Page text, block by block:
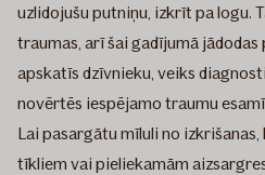
uzlidojušu putniņu, izkrīt pa logu.
traumas, arī šai gadījumā
apskatīs dzīvnieku, veiks
novērtēs iespējamo traumu
Lai pasargātu mīluli no
tīkliem vai pieliekamām